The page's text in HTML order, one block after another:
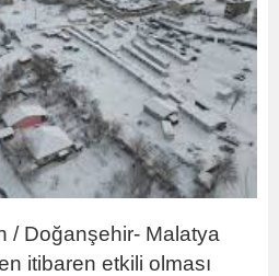
/ Doğanşehir- Malatya
itibaren etkili olması